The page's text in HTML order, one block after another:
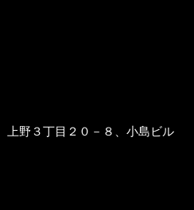
上野３丁目２０－８、小島ビル